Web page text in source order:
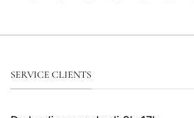
SERVICE CLIENTS